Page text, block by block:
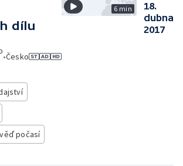
dílu
•Česko
počasí
6 min
18.
dubna
2017